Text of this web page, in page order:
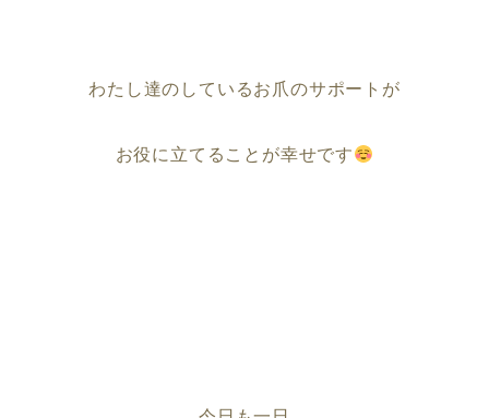
わたし達のしているお爪のサポートが
お役に立てることが幸せです